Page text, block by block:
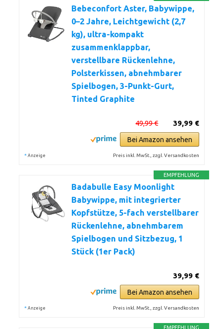
Bebeconfort Aster, Babywippe,
0–2 Jahre, Leichtgewicht (2,7
kg), ultra-kompakt
zusammenklappbar,
verstellbare Rückenlehne,
Polsterkissen, abnehmbarer
Spielbogen, 3-Punkt-Gurt,
Tinted Graphite
39,99 €
49,99 €
Bei Amazon ansehen
* Anzeige Preis inkl. MwSt., zzgl. Versandkosten
EMPFEHLUNG
Badabulle Easy Moonlight
Babywippe, mit integrierter
Kopfstütze, 5-fach verstellbarer
Rückenlehne, abnehmbarem
Spielbogen und Sitzbezug, 1
Stück (1er Pack)
39,99 €
Bei Amazon ansehen
* Anzeige Preis inkl. MwSt., zzgl. Versandkosten
EMPFEHLUNG